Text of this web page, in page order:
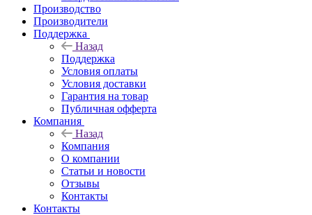
Производство
Производители
Поддержка
Назад
Поддержка
Условия оплаты
Условия доставки
Гарантия на товар
Публичная офферта
Компания
Назад
Компания
О компании
Статьи и новости
Отзывы
Контакты
Контакты